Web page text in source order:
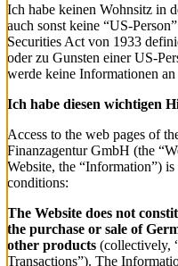
Ich habe keinen Wohnsitz in
auch sonst keine “US-
Securities Act von 1933
oder zu Gunsten einer US-
werde keine Informationen
Ich habe diesen wichtigen
Access to the web pages of
Finanzagentur GmbH (the
Website, the “Information”)
conditions:
The Website does not
the purchase or sale of
other products (collectively,
Transactions”). The